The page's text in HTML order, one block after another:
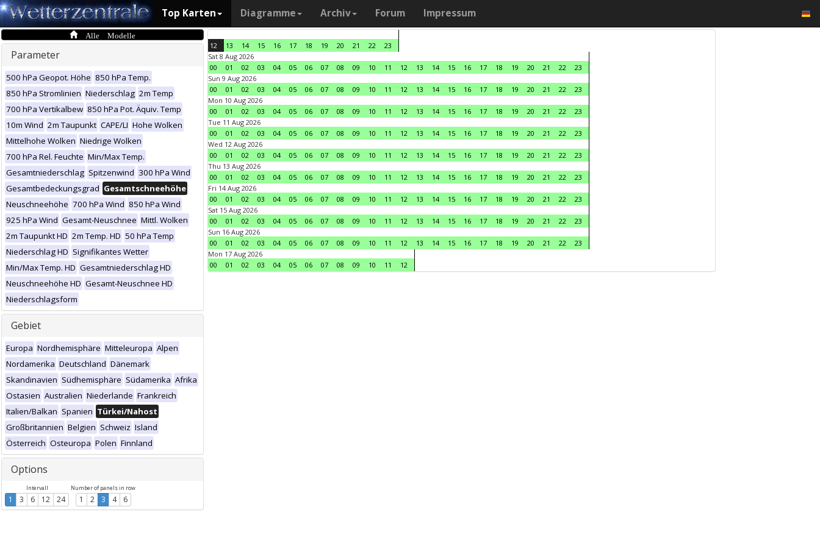
Top Karten Diagramme Archiv Forum Impressum
Alle Modelle
Parameter
500 hPa Geopot. Höhe 850 hPa Temp.
850 hPa Stromlinien Niederschlag 2m Temp
700 hPa Vertikalbew 850 hPa Pot. Äquiv. Temp
10m Wind 2m Taupunkt CAPE/LI Hohe Wolken
Mittelhohe Wolken Niedrige Wolken
700 hPa Rel. Feuchte Min/Max Temp.
Gesamtniederschlag Spitzenwind 300 hPa Wind
Gesamtbedeckungsgrad Gesamtschneehöhe
Neuschneehöhe 700 hPa Wind 850 hPa Wind
925 hPa Wind Gesamt-Neuschnee Mittl. Wolken
2m Taupunkt HD 2m Temp. HD 50 hPa Temp
Niederschlag HD Signifikantes Wetter
Min/Max Temp. HD Gesamtniederschlag HD
Neuschneehöhe HD Gesamt-Neuschnee HD
Niederschlagsform
Gebiet
Europa Nordhemisphäre Mitteleuropa Alpen
Nordamerika Deutschland Dänemark
Skandinavien Südhemisphäre Südamerika Afrika
Ostasien Australien Niederlande Frankreich
Italien/Balkan Spanien Türkei/Nahost
Großbritannien Belgien Schweiz Island
Österreich Osteuropa Polen Finnland
Options
Intervall
1 3 6 12 24
Number of panels in row
1 2 3 4 6
12 13 14 15 16 17 18 19 20 21 22
23
Sat 8 Aug 2026
00
01 02 03 04 05 06 07 08 09 10 11 12 13 14 15 16 17 18 19 20 21 22
23
Sun 9 Aug 2026
00
01 02 03 04 05 06 07 08 09 10 11 12 13 14 15 16 17 18 19 20 21 22
23
Mon 10 Aug 2026
00
01 02 03 04 05 06 07 08 09 10 11 12 13 14 15 16 17 18 19 20 21 22
23
Tue 11 Aug 2026
00
01 02 03 04 05 06 07 08 09 10 11 12 13 14 15 16 17 18 19 20 21 22
23
Wed 12 Aug 2026
00
01 02 03 04 05 06 07 08 09 10 11 12 13 14 15 16 17 18 19 20 21 22
23
Thu 13 Aug 2026
00
01 02 03 04 05 06 07 08 09 10 11 12 13 14 15 16 17 18 19 20 21 22
23
Fri 14 Aug 2026
00
01 02 03 04 05 06 07 08 09 10 11 12 13 14 15 16 17 18 19 20 21 22
23
Sat 15 Aug 2026
00
01 02 03 04 05 06 07 08 09 10 11 12 13 14 15 16 17 18 19 20 21 22
23
Sun 16 Aug 2026
00
01 02 03 04 05 06 07 08 09 10 11 12 13 14 15 16 17 18 19 20 21 22
23
Mon 17 Aug 2026
00
01 02 03 04 05 06 07 08 09 10 11 12